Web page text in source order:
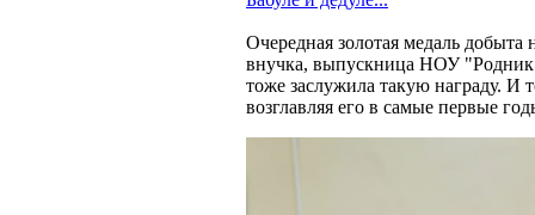
Очередная золотая медаль добыта
внучка, выпускница НОУ
тоже заслужила такую награду. И
возглавляя его в самые первые